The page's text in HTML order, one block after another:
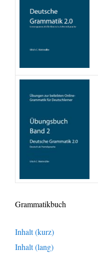
Grammatikbuch
Inhalt (kurz)
Inhalt (lang)